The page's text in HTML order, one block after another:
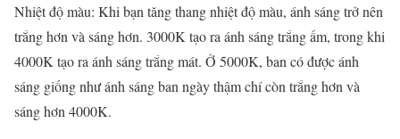
Nhiệt độ màu: Khi bạn tăng thang nhiệt độ màu, ánh sáng trở nên
trắng hơn và sáng hơn. 3000K tạo ra ánh sáng trắng ấm, trong khi
4000K tạo ra ánh sáng trắng mát. Ở 5000K, ban có được ánh
sáng giống như ánh sáng ban ngày thậm chí còn trắng hơn và
sáng hơn 4000K.